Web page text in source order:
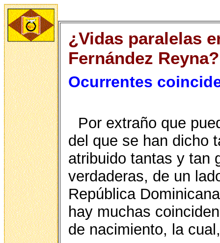
¿Vidas paralelas
Fernández Reyna?
Ocurrentes
Por extraño que
del que se han dicho
atribuido tantas y tan
verdaderas, de un
República
hay muchas
de nacimiento, la